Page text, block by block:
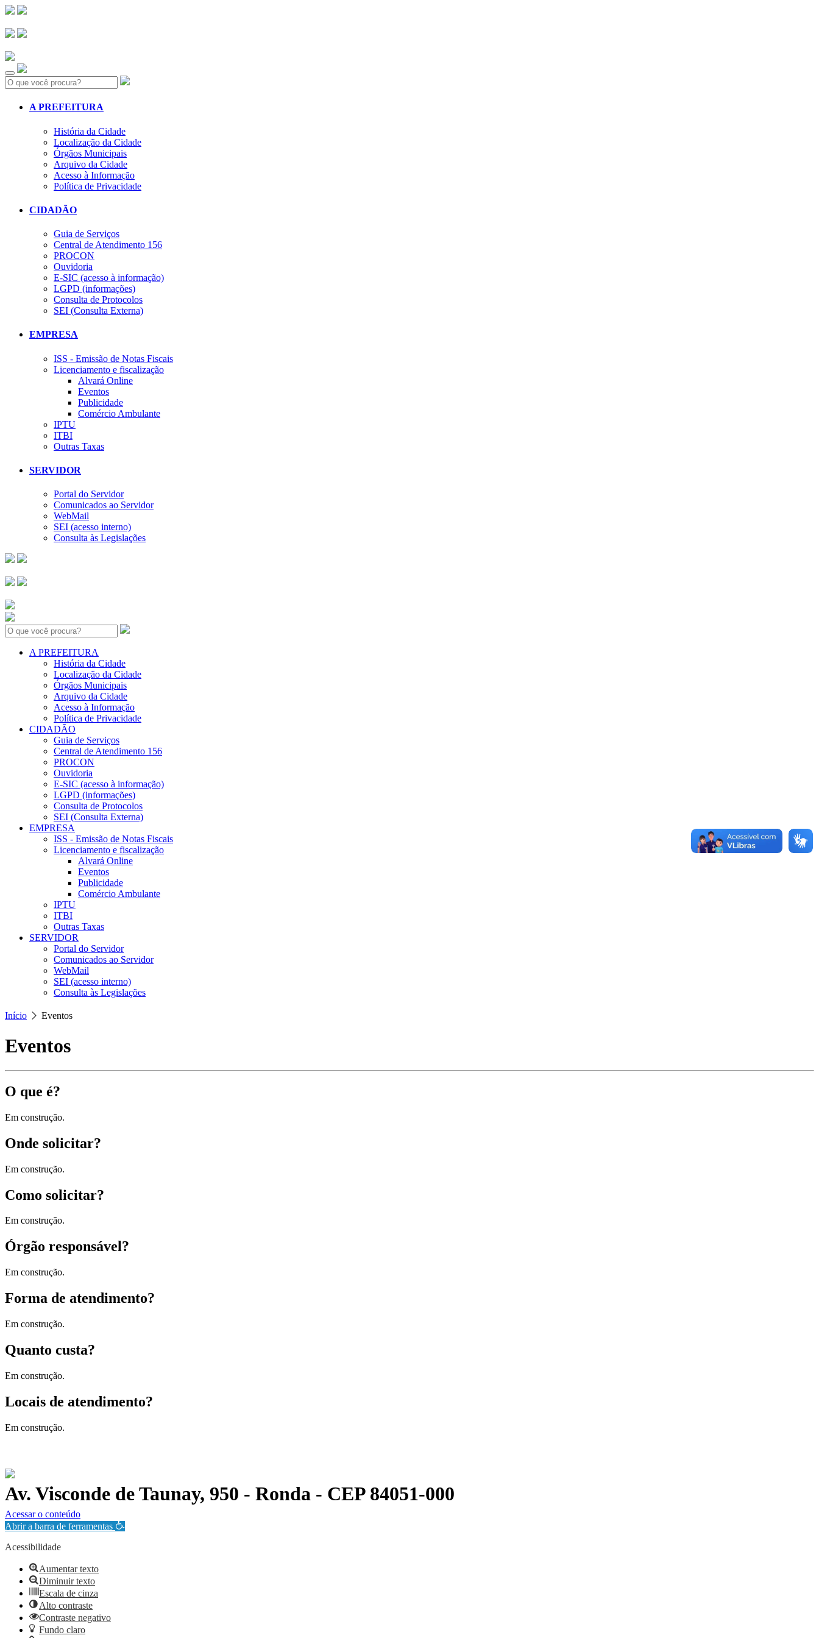
Search:
A PREFEITURA
História da Cidade
Localização da Cidade
Órgãos Municipais
Arquivo da Cidade
Acesso à Informação
Política de Privacidade
CIDADÃO
Guia de Serviços
Central de Atendimento 156
PROCON
Ouvidoria
E-SIC (acesso à informação)
LGPD (informações)
Consulta de Protocolos
SEI (Consulta Externa)
EMPRESA
ISS - Emissão de Notas Fiscais
Licenciamento e fiscalização
Alvará Online
Eventos
Publicidade
Comércio Ambulante
IPTU
ITBI
Outras Taxas
SERVIDOR
Portal do Servidor
Comunicados ao Servidor
WebMail
SEI (acesso interno)
Consulta às Legislações
Search:
A PREFEITURA
História da Cidade
Localização da Cidade
Órgãos Municipais
Arquivo da Cidade
Acesso à Informação
Política de Privacidade
CIDADÃO
Guia de Serviços
Central de Atendimento 156
PROCON
Ouvidoria
E-SIC (acesso à informação)
LGPD (informações)
Consulta de Protocolos
SEI (Consulta Externa)
EMPRESA
ISS - Emissão de Notas Fiscais
Licenciamento e fiscalização
Alvará Online
Eventos
Publicidade
Comércio Ambulante
IPTU
ITBI
Outras Taxas
SERVIDOR
Portal do Servidor
Comunicados ao Servidor
WebMail
SEI (acesso interno)
Consulta às Legislações
Início Eventos
Eventos
O que é?
Em construção.
Onde solicitar?
Em construção.
Como solicitar?
Em construção.
Órgão responsável?
Em construção.
Forma de atendimento?
Em construção.
Quanto custa?
Em construção.
Locais de atendimento?
Em construção.
Av. Visconde de Taunay, 950 - Ronda - CEP 84051-000
Política de Privacidade.
Acessar o conteúdo
Abrir a barra de ferramentas
Acessibilidade
Aumentar texto
Diminuir texto
Escala de cinza
Alto contraste
Contraste negativo
Fundo claro